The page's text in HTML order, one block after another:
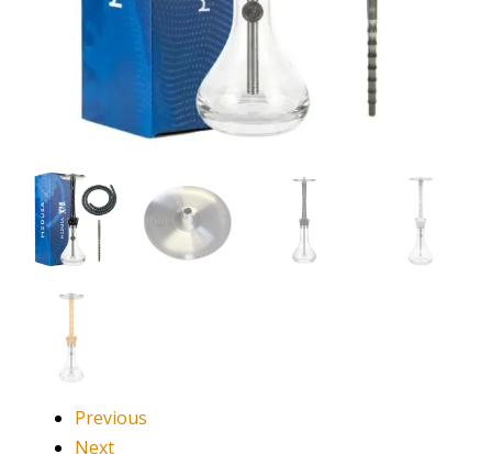
Previous
Next